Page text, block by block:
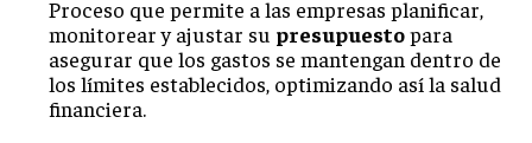
Proceso que permite a las empresas planificar,
monitorear y ajustar su presupuestopara
asegurar que los gastos se mantengan dentro de
los límites establecidos, optimizando así la salud
financiera.